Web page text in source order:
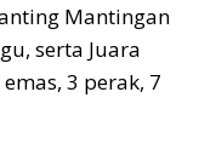
Mantingan
serta Juara
3 perak, 7